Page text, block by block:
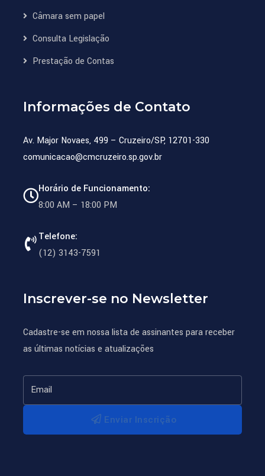
Câmara sem papel
Consulta Legislação
Prestação de Contas
Informações de Contato
Av. Major Novaes, 499 – Cruzeiro/SP, 12701-330
comunicacao@cmcruzeiro.sp.gov.br
Horário de Funcionamento:
8:00 AM – 18:00 PM
Telefone:
(12) 3143-7591
Inscrever-se no Newsletter
Cadastre-se em nossa lista de assinantes para receber
as últimas notícias e atualizações
Enviar Inscrição